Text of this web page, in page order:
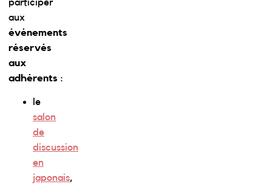
participer
aux
événements
réservés
aux
adhérents :
le
salon
de
discussion
en
japonais,